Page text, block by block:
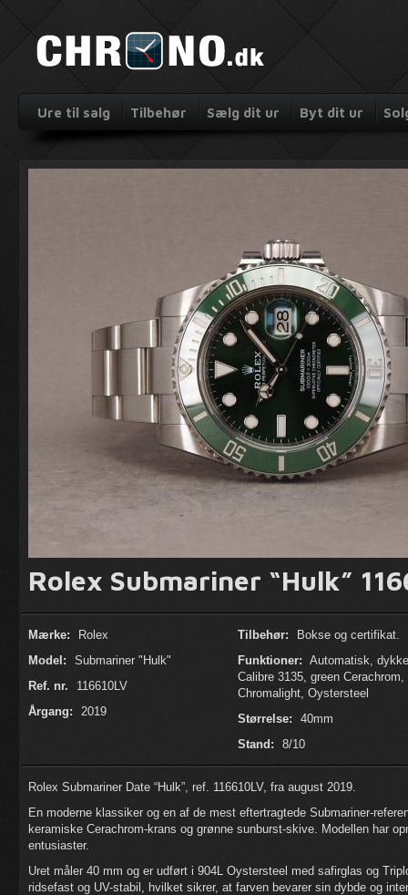
Ure til salg Tilbehør Sælg dit ur Byt dit ur
Rolex Submariner “Hulk”
Mærke:
Rolex
Model:
Submariner "Hulk"
Ref. nr.
116610LV
Årgang:
2019
Tilbehør:
Bokse og certifikat.
Funktioner: Automatisk,
Calibre 3135, green Cerachrom,
Chromalight, Oystersteel
Størrelse:
40mm
Stand:
8/10
Rolex Submariner Date “Hulk”, ref. 116610LV, fra august 2019.
En moderne klassiker og en af de mest eftertragtede Submariner-
keramiske Cerachrom-krans og grønne sunburst-skive. Modellen har
entusiaster.
Uret måler 40 mm og er udført i 904L Oystersteel med safirglas og
ridsefast og UV-stabil, hvilket sikrer, at farven bevarer sin dybde og